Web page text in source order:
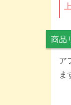
商品
ア
ま